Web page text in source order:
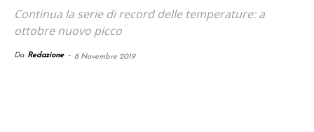
Continua la serie di record delle temperature: a
ottobre nuovo picco
Da Redazione - 8 Novembre 2019